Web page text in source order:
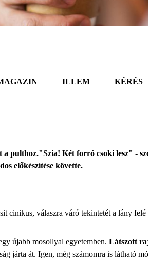
ILLEM KÉRÉS
pulthoz."Szia! Két forró csoki lesz" -
előkészítése követte.
cinikus, válaszra váró tekintetét a lány felé
újabb mosollyal egyetemben. Látszott
járta át. Igen, még számomra is látható